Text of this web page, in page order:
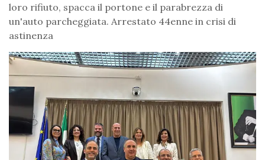
loro rifiuto, spacca il portone e il parabrezza di
un'auto parcheggiata. Arrestato 44enne in crisi di
astinenza